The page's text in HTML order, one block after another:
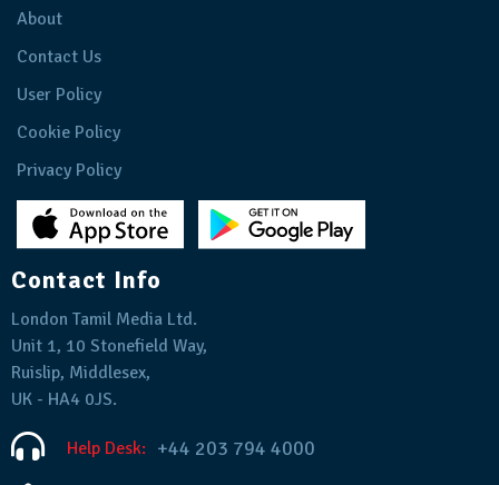
About
Contact Us
User Policy
Cookie Policy
Privacy Policy
Contact Info
London Tamil Media Ltd.
Unit 1, 10 Stonefield Way,
Ruislip, Middlesex,
UK - HA4 0JS.
Help Desk: +44 203 794 4000